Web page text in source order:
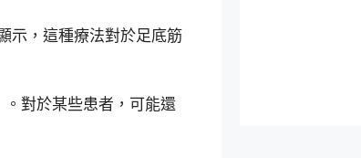
示，這種療法對於足底筋
對於某些患者，可能還